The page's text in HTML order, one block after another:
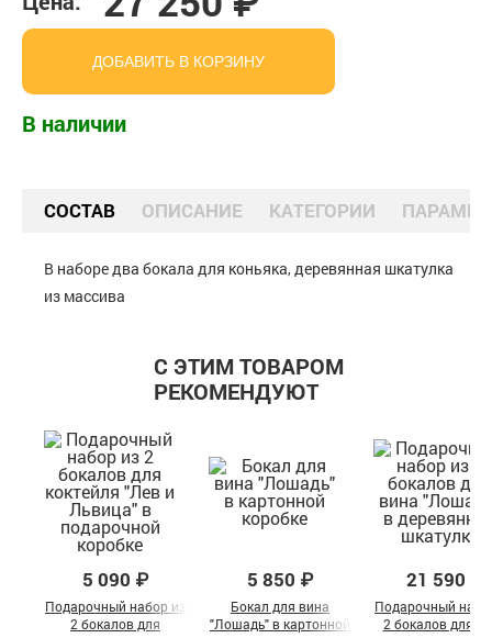
ДОБАВИТЬ В КОРЗИНУ
В наличии
СОСТАВ ОПИСАНИЕ КАТЕГОРИИ
В наборе два бокала для коньяка, деревянная шкатулка
из массива
С ЭТИМ ТОВАРОМ
РЕКОМЕНДУЮТ
5 090 ₽
Подарочный набор из
2 бокалов для
5 850 ₽
Бокал для вина
"Лошадь" в картонной
21 590 ₽
Подарочный
2 бокалов для